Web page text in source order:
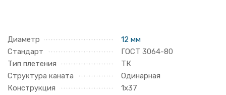
Диаметр
12 мм
Стандарт
ГОСТ 3064-80
Тип плетения
ТК
Структура каната
Одинарная
Конструкция
1х37